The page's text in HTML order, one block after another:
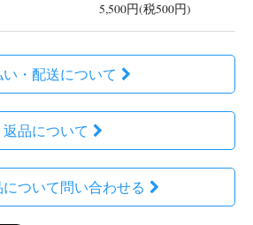
5,500円(税500円)
・配送について
返品について
について問い合わせる